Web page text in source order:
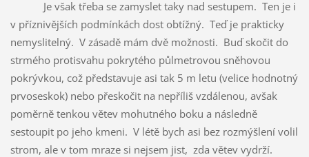
Je však třeba se zamyslet taky nad sestupem. Ten je i
v příznivějších podmínkách dost obtížný. Teď je prakticky
nemyslitelný. V zásadě mám dvě možnosti. Buď skočit do
strmého protisvahu pokrytého půlmetrovou sněhovou
pokrývkou, což představuje asi tak 5 m letu (velice hodnotný
prvoseskok) nebo přeskočit na nepříliš vzdálenou, avšak
poměrně tenkou větev mohutného boku a následně
sestoupit po jeho kmeni. V létě bych asi bez rozmýšlení volil
strom, ale v tom mraze si nejsem jist, zda větev vydrží.